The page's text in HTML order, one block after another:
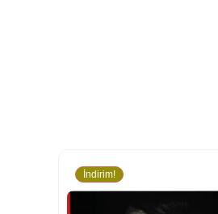
İndirim!